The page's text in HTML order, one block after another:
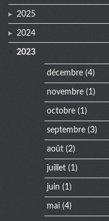
2025
2024
2023
décembre(4)
novembre(1)
octobre(1)
septembre(3)
août(2)
juillet(1)
juin (1)
mai(4)